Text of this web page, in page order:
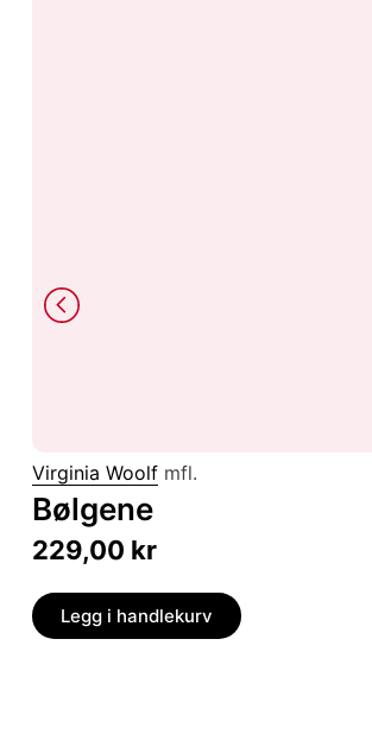
Virginia Woolf mfl.
Bølgene
229,00 kr
Legg i handlekurv